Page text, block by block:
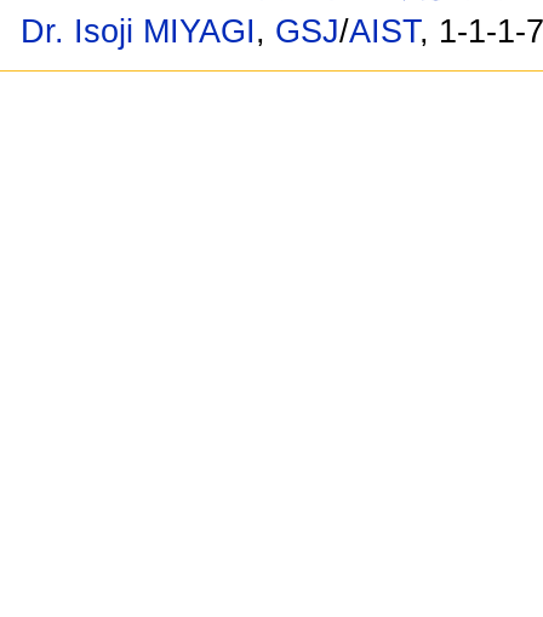
Dr. Isoji MIYAGI, GSJ/AIST, 1-1-1-